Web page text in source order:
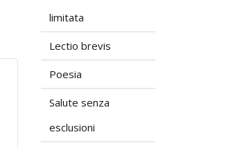
limitata
Lectio brevis
Poesia
Salute senza
esclusioni